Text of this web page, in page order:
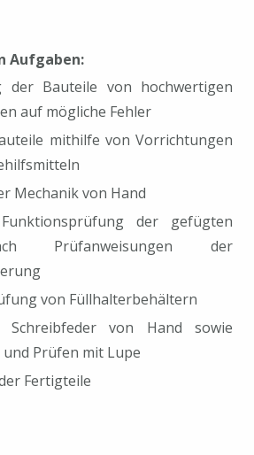
Aufgaben:
der Bauteile von hochwertigen
auf mögliche Fehler
mithilfe von Vorrichtungen
Mechanik von Hand
der gefügten
Prüfanweisungen der
von Füllhalterbehältern
Schreibfeder von Hand sowie
und Prüfen mit Lupe
Fertigteile